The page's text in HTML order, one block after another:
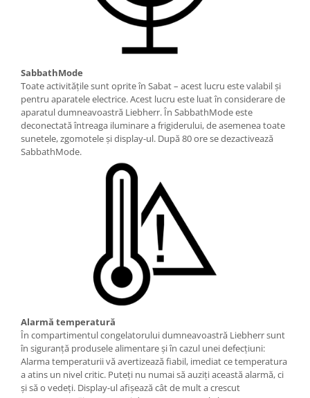
SabbathMode
Toate activităţile sunt oprite în Sabat – acest lucru este valabil şi
pentru aparatele electrice. Acest lucru este luat în considerare de
aparatul dumneavoastră Liebherr. În SabbathMode este
deconectată întreaga iluminare a frigiderului, de asemenea toate
sunetele, zgomotele şi display-ul. După 80 ore se dezactivează
SabbathMode.
Alarmă temperatură
În compartimentul congelatorului dumneavoastră Liebherr sunt
în siguranţă produsele alimentare şi în cazul unei defecţiuni:
Alarma temperaturii vă avertizează fiabil, imediat ce temperatura
a atins un nivel critic. Puteţi nu numai să auziţi această alarmă, ci
şi să o vedeţi. Display-ul afişează cât de mult a crescut